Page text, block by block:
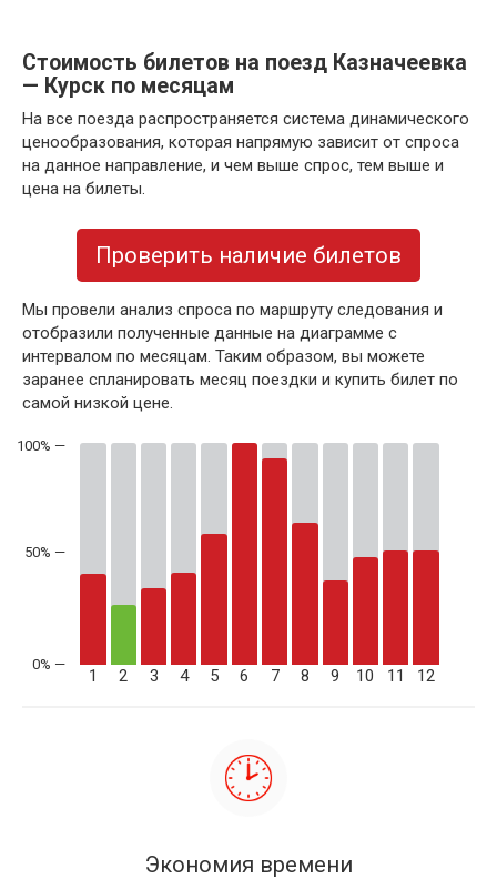
Стоимость билетов на поезд Казначеевка
— Курск по месяцам
На все поезда распространяется система динамического
ценообразования, которая напрямую зависит от спроса
на данное направление, и чем выше спрос, тем выше и
цена на билеты.
Проверить наличие билетов
Мы провели анализ спроса по маршруту следования и
отобразили полученные данные на диаграмме с
интервалом по месяцам. Таким образом, вы можете
заранее спланировать месяц поездки и купить билет по
самой низкой цене.
50% —
1 2 3 4 5 6 7 8 9 10 11 12
Экономия времени